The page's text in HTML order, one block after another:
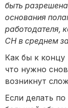
быть
основания
работодателя,
СН в среднем
Как бы к концу
что нужно
возникнут
Если делать